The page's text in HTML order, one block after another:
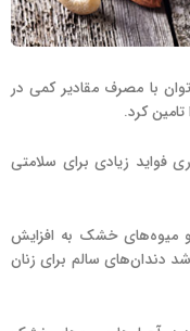
با مصرف مقادیر کمی در
تامین کرد.
فواید زیادی برای سلامتی
میوه‌های خشک به افزایش
دندان‌های سالم برای زنان